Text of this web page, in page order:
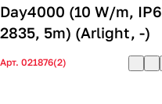
Day4000 (10 W/m,
2835, 5m) (Arlight, -)
Арт. 021876(2)